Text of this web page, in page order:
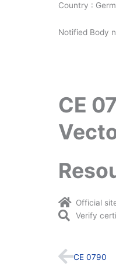
Country :
Notified Body
CE
Official
Verify
Prev
CE 0790